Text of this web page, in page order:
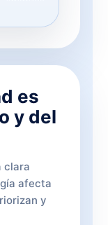
es
y del
clara
afecta
y